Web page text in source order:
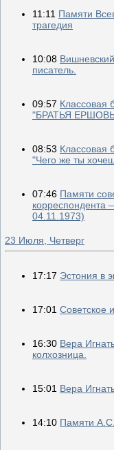
11:11 Памяти
трагедия
10:08
писатель.
09:57 Классовая
"БРАТЬЯ
08:53 Классовая
"Чего же ты
07:46 Памяти
04.11.1973)
23 Июля, Четверг
17:17 Эстония в
17:01 Советское
16:30 Вера
колхозница.
15:01 Вера
14:10 Памяти